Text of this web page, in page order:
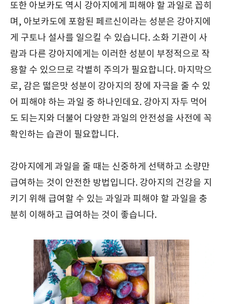
또한 아보카도 역시 강아지에게 피해야 할 과일로 꼽히
며, 아보카도에 포함된 페르신이라는 성분은 강아지에
게 구토나 설사를 일으킬 수 있습니다. 소화 기관이 사
람과 다른 강아지에게는 이러한 성분이 부정적으로 작
용할 수 있으므로 각별히 주의가 필요합니다. 마지막으
로, 감은 떫은맛 성분이 강아지의 장에 자극을 줄 수 있
어 피해야 하는 과일 중 하나인데요. 강아지 자두 먹어
도 되는지와 더불어 다양한 과일의 안전성을 사전에 꼭
확인하는 습관이 필요합니다.
강아지에게 과일을 줄 때는 신중하게 선택하고 소량만
급여하는 것이 안전한 방법입니다. 강아지의 건강을 지
키기 위해 급여할 수 있는 과일과 피해야 할 과일을 충
분히 이해하고 급여하는 것이 좋습니다.